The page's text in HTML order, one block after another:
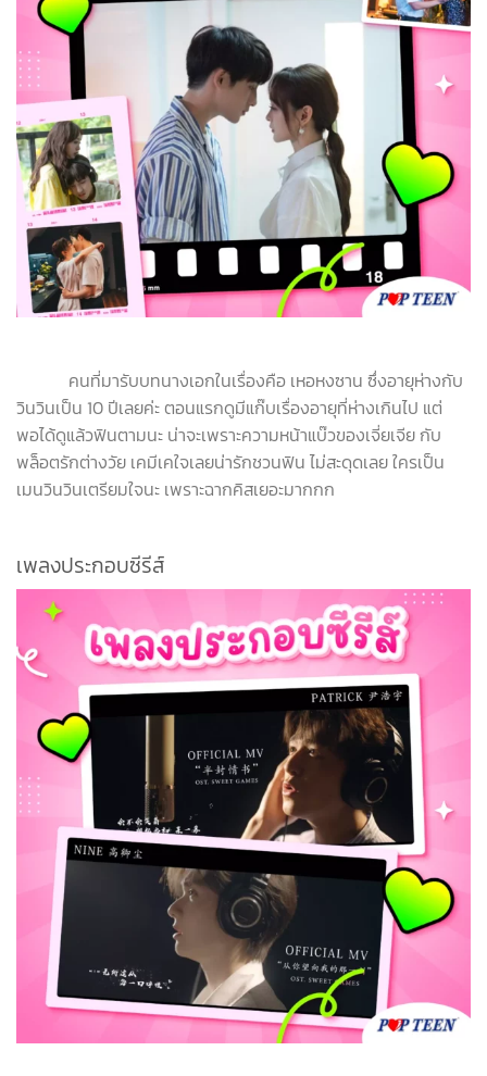
คนที่มารับบทนางเอกในเรื่องคือ เหอหงซาน ซึ่งอายุห่างกับ
วินวินเป็น 10 ปีเลยค่ะ ตอนแรกดูมีแก๊บเรื่องอายุที่ห่างเกินไป แต่
พอได้ดูแล้วฟินตามนะ น่าจะเพราะความหน้าแบ๊วของเจี่ยเจีย กับ
พล็อตรักต่างวัย เคมีเคใจเลยน่ารักชวนฟิน ไม่สะดุดเลย ใครเป็น
เมนวินวินเตรียมใจนะ เพราะฉากคิสเยอะมากกก
เพลงประกอบซีรีส์